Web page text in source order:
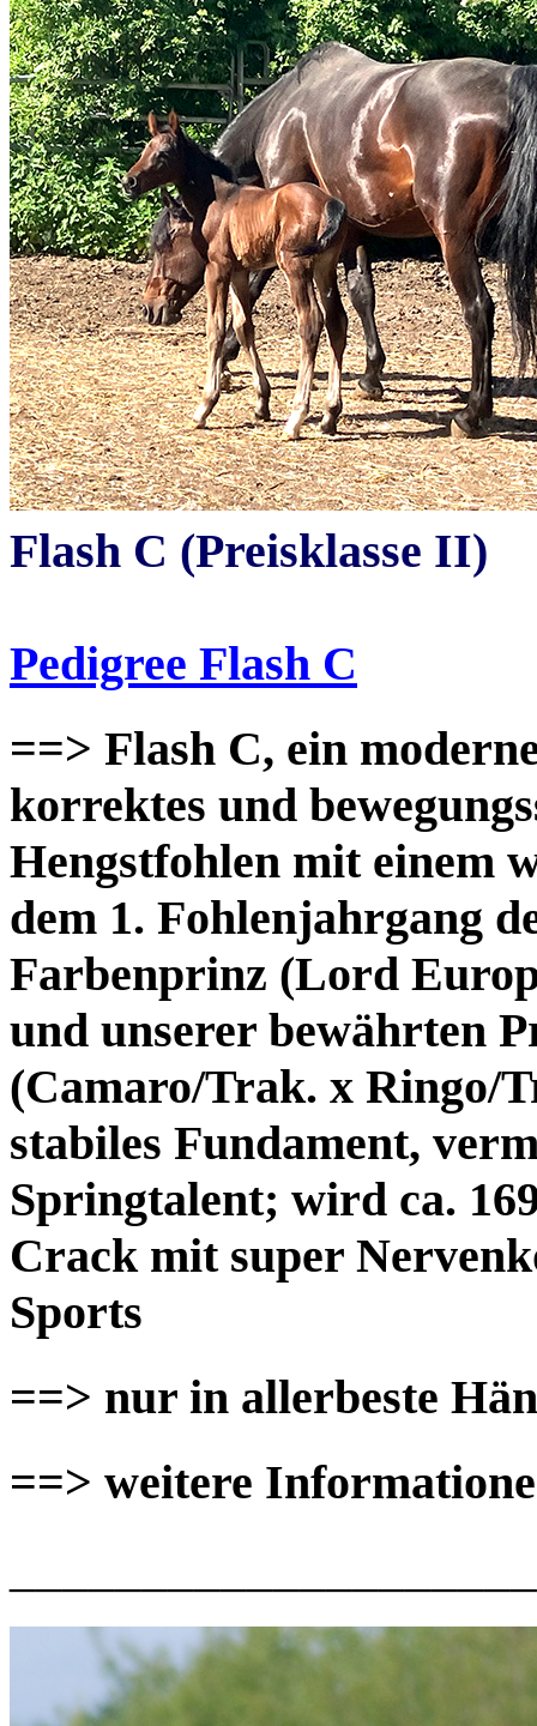
Flash C (Preisklasse II)
Pedigree Flash C
==> Flash C, ein
korrektes und
Hengstfohlen mit einem
dem 1. Fohlenjahrgang
Farbenprinz (Lord
und unserer bewährten
(Camaro/Trak. x Ringo/
stabiles Fundament,
Springtalent; wird ca.
Crack mit super
Sports
==> nur in allerbeste
==> weitere